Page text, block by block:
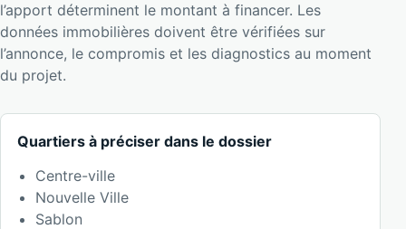
l’apport déterminent le montant à financer. Les
données immobilières doivent être vérifiées sur
l’annonce, le compromis et les diagnostics au moment
du projet.
Quartiers à préciser dans le dossier
Centre-ville
Nouvelle Ville
Sablon